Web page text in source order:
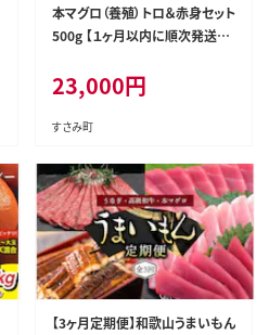
本マグロ（養殖）トロ＆赤身セット
500g 【１ヶ月以内に順次発送】
まぐろ マグロ 鮪 刺身 赤身 柵 じ
ゃばらまぐろ 本マグロ 本鮪【nks
110D】
23,000円
すさみ町
【3ヶ月定期便】和歌山うまいもん